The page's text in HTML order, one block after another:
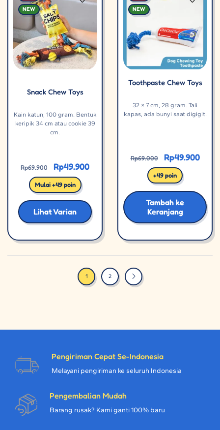
NEW
Snack Chew Toys
Kain katun, 100 gram. Bentuk
keripik 34 cm atau cookie 39
cm.
Rp69.900 Rp49.900
Mulai +49 poin
Lihat Varian
NEW
Toothpaste Chew Toys
32 × 7 cm, 28 gram. Tali
kapas, ada bunyi saat digigit.
Rp69.000 Rp49.900
+49 poin
Tambah ke
Keranjang
1 2
Pengiriman Cepat Se-Indonesia
Melayani pengiriman ke seluruh Indonesia
Pengembalian Mudah
Barang rusak? Kami ganti 100% baru